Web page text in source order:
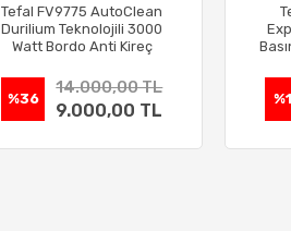
Tefal FV9775 AutoClean
Durilium Teknolojili 3000
Watt Bordo Anti Kireç
%36
14.000,00 TL
9.000,00 TL